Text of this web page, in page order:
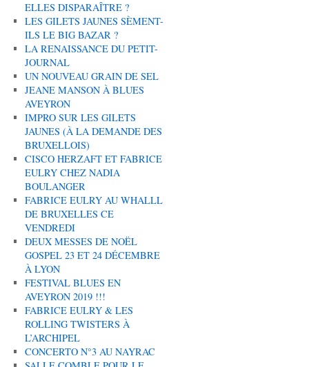
ELLES DISPARAÎTRE ?
LES GILETS JAUNES SÈMENT-
ILS LE BIG BAZAR ?
LA RENAISSANCE DU PETIT-
JOURNAL
UN NOUVEAU GRAIN DE SEL
JEANE MANSON À BLUES
AVEYRON
IMPRO SUR LES GILETS
JAUNES (À LA DEMANDE DES
BRUXELLOIS)
CISCO HERZAFT ET FABRICE
EULRY CHEZ NADIA
BOULANGER
FABRICE EULRY AU WHALLL
DE BRUXELLES CE
VENDREDI
DEUX MESSES DE NOËL
GOSPEL 23 ET 24 DÉCEMBRE
À LYON
FESTIVAL BLUES EN
AVEYRON 2019 !!!
FABRICE EULRY & LES
ROLLING TWISTERS À
L’ARCHIPEL
CONCERTO N°3 AU NAYRAC